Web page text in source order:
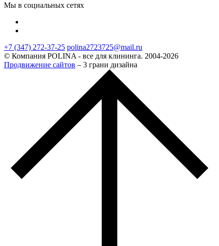
Мы в социальных сетях
+7 (347) 272-37-25 polina2723725@mail.ru
© Компания POLINA - все для клининга. 2004-2026
Продвижение сайтов – 3 грани дизайна